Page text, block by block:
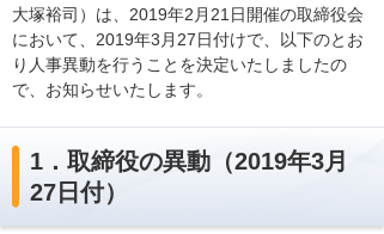
大塚裕司）は、2019年2月21日開催の取締役会
において、2019年3月27日付けで、以下のとお
り人事異動を行うことを決定いたしましたの
で、お知らせいたします。
1．取締役の異動（2019年3月
27日付）